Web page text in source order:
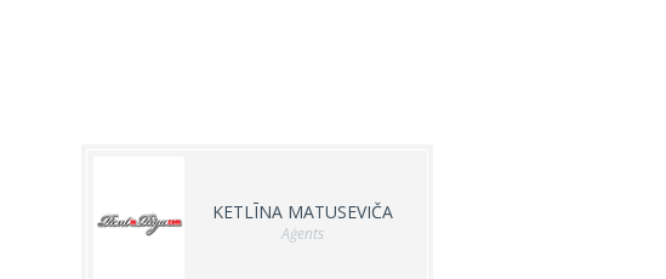
KETLĪNA MATUSEVIČA
Aģents